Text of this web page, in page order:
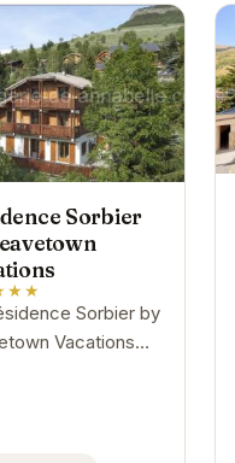
Sorbier
Sorbier by
Vacations